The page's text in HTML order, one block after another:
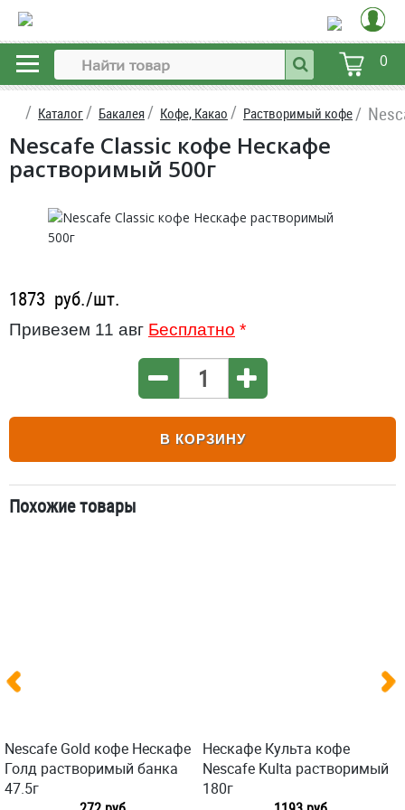
0
Каталог Бакалея Кофе, Какао Растворимый кофе
Nescafe Classic кофе Нескафе
растворимый 500г
1873 руб./шт.
Привезем 11 авг Бесплатно *
В КОРЗИНУ
Похожие товары
Nescafe Gold кофе Нескафе
Голд растворимый банка
47.5г
Нескафе Культа кофе
Nescafe Kulta растворимый
180г